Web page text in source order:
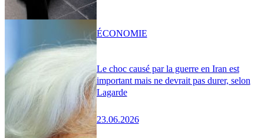
Le choc causé par la guerre en Iran est
important mais ne devrait pas durer, selon
Lagarde
23.06.2026
ÉCONOMIE